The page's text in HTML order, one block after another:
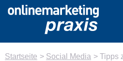
Startseite > Social Media > Tipps